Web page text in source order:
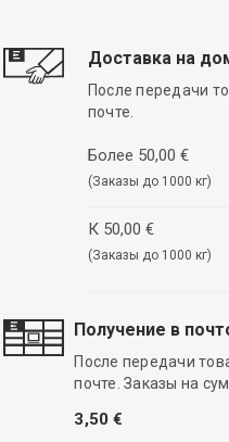
Доставка на
После передачи
почте.
Более 50,00 €
(Заказы до 1000 кг)
К 50,00 €
(Заказы до 1000 кг)
Получение в
После передачи
почте. Заказы на
3,50 €